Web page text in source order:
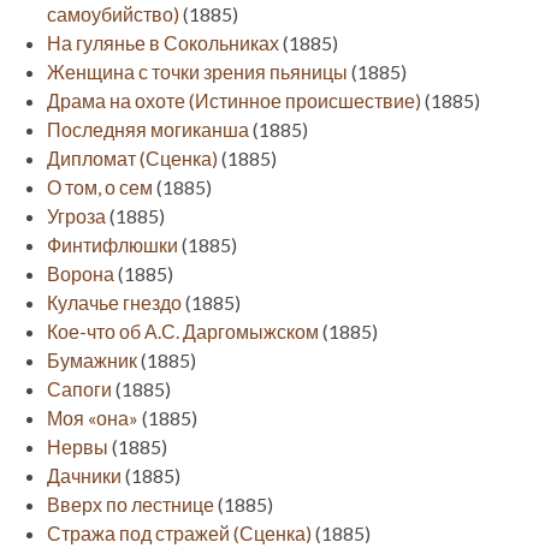
самоубийство)(1885)
На гулянье в Сокольниках(1885)
Женщина с точки зрения пьяницы (1885)
Драма на охоте (Истинное происшествие)(1885)
Последняя могиканша (1885)
Дипломат (Сценка)(1885)
О том, о сем (1885)
Угроза (1885)
Финтифлюшки (1885)
Ворона (1885)
Кулачье гнездо(1885)
Кое-что об А.С. Даргомыжском (1885)
Бумажник(1885)
Сапоги (1885)
Моя «она» (1885)
Нервы (1885)
Дачники (1885)
Вверх по лестнице(1885)
Стража под стражей (Сценка)(1885)